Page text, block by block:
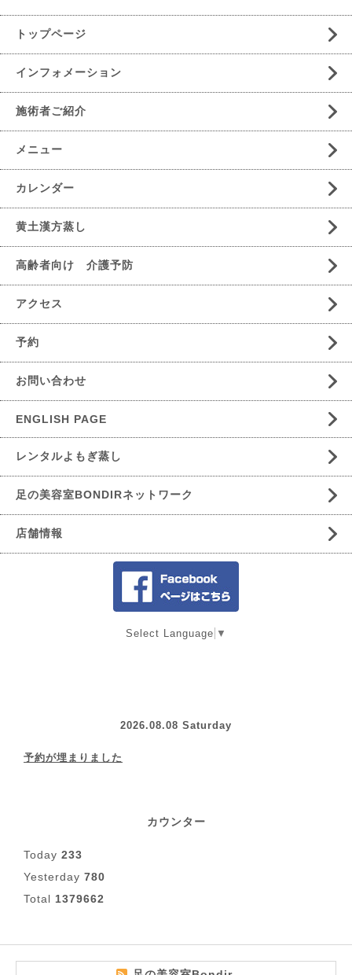
トップページ
インフォメーション
施術者ご紹介
メニュー
カレンダー
黄土漢方蒸し
高齢者向け 介護予防
アクセス
予約
お問い合わせ
ENGLISH PAGE
レンタルよもぎ蒸し
足の美容室BONDIRネットワーク
店舗情報
Select Language ▼
2026.08.08 Saturday
予約が埋まりました
カウンター
Today 233
Yesterday 780
Total 1379662